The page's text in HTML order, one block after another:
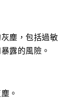
塵，包括過敏
露的風險。
。